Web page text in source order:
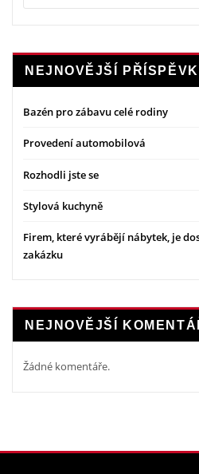
NEJNOVĚJŠÍ
Bazén pro zábavu celé rodiny
Provedení automobilová
Rozhodli jste se
Stylová kuchyně
Firem, které vyrábějí nábytek, je
zakázku
NEJNOVĚJŠÍ
Žádné komentáře.